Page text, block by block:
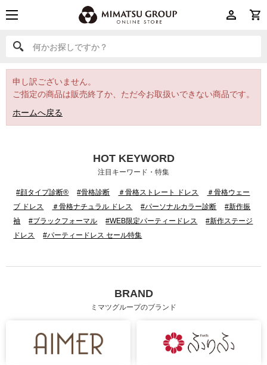
何かお探しですか？
何かお探しですか？
申し訳ございません。
ご指定の商品は販売終了か、ただ今お取扱いできない商品です。
ホームへ戻る
HOT KEYWORD
注目キーワード・特集
#顔タイプ診断® #骨格診断 ＃骨格ストレート ドレス
＃骨格ウェー
ブ ドレス
＃骨格ナチュラル ドレス #パーソナルカラー診断
#新作振
袖
#ブラックフォーマル #WEB限定パーティードレス
#新作ステージ
ドレス
#パーティードレス セール特集
BRAND
ミマツグループのブランド